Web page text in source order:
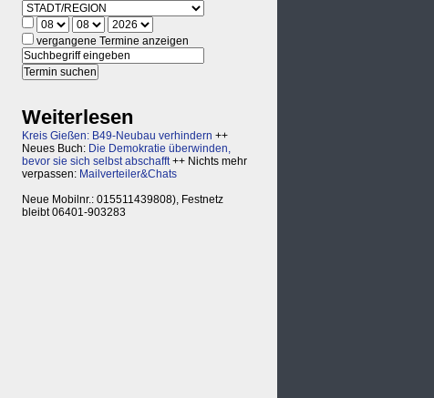
vergangene Termine anzeigen
Weiterlesen
Kreis Gießen: B49-Neubau verhindern ++
Neues Buch: Die Demokratie überwinden,
bevor sie sich selbst abschafft++ Nichts mehr
verpassen: Mailverteiler&Chats
Neue Mobilnr.: 015511439808), Festnetz
bleibt 06401-903283